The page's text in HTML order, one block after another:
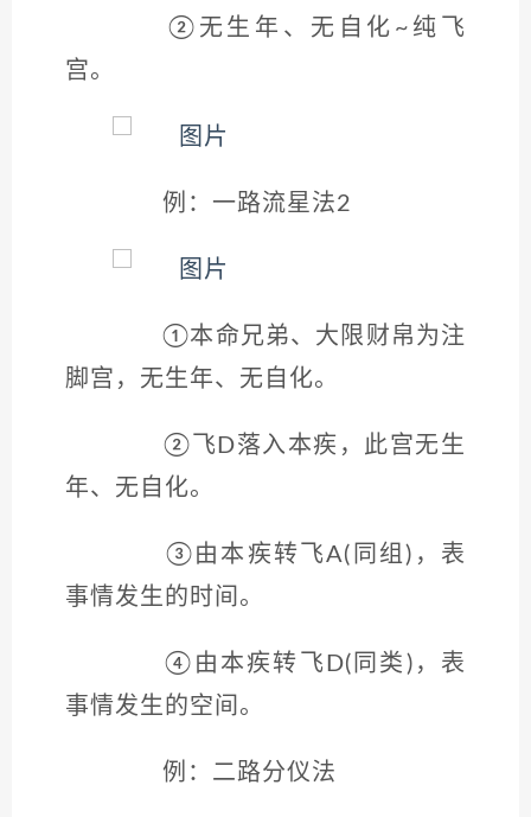
②无生年、无自化~纯飞
宫。
例：一路流星法2
①本命兄弟、大限财帛为注
脚宫，无生年、无自化。
②飞D落入本疾，此宫无生
年、无自化。
③由本疾转飞A(同组)，表
事情发生的时间。
④由本疾转飞D(同类)，表
事情发生的空间。
例：二路分仪法